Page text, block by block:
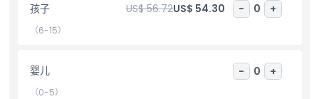
孩子 US$ 56.72US$ 54.30 - 0 +
（6-15）
婴儿 - 0 +
（0-5）